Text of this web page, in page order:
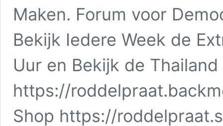
Maken. Forum voor
Bekijk Iedere Week de
Uur en Bekijk de
https://
Shop https://